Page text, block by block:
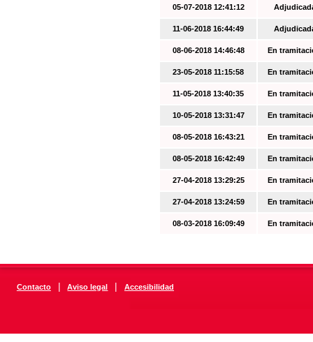
05-07-2018 12:41:12
11-06-2018 16:44:49
08-06-2018 14:46:48 En
23-05-2018 11:15:58 En
11-05-2018 13:40:35 En
10-05-2018 13:31:47 En
08-05-2018 16:43:21 En
08-05-2018 16:42:49 En
27-04-2018 13:29:25 En
27-04-2018 13:24:59 En
08-03-2018 16:09:49 En
Contacto | Aviso legal | Accesibilidad